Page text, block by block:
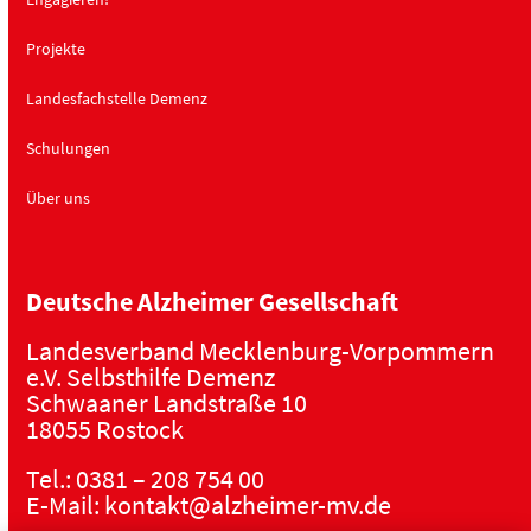
Projekte
Landesfachstelle Demenz
Schulungen
Über uns
Deutsche Alzheimer Gesellschaft
Landesverband Mecklenburg-Vorpommern
e.V. Selbsthilfe Demenz
Schwaaner Landstraße 10
18055 Rostock
Tel.: 0381 – 208 754 00
E-Mail: kontakt@alzheimer-mv.de